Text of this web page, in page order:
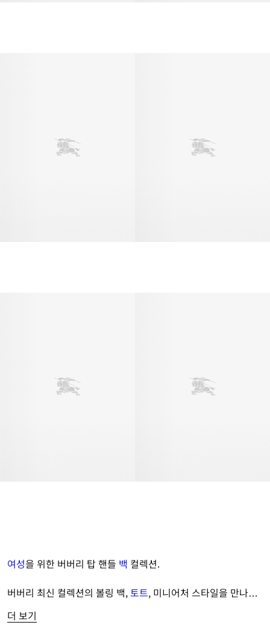
여성을 위한 버버리 탑 핸들 백 컬렉션.
버버리 최신 컬렉션의 볼링 백, 토트, 미니어처 스타일을 만나보
더 보기